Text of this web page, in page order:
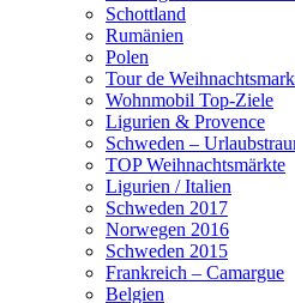
Schottland
Rumänien
Polen
Tour de
Wohnmobil Top-Ziele
Ligurien & Provence
Schweden –
TOP Weihnachtsmärkte
Ligurien / Italien
Schweden 2017
Norwegen 2016
Schweden 2015
Frankreich – Camargue
Belgien